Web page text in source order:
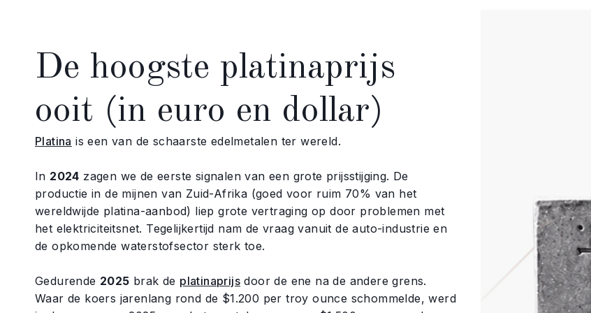
De hoogste platinaprijs
ooit (in euro en dollar)
Platina is een van de schaarste edelmetalen ter wereld.
In 2024 zagen we de eerste signalen van een grote prijsstijging. De
productie in de mijnen van Zuid-Afrika (goed voor ruim 70% van het
wereldwijde platina-aanbod) liep grote vertraging op door problemen met
het elektriciteitsnet. Tegelijkertijd nam de vraag vanuit de auto-industrie en
de opkomende waterstofsector sterk toe.
Gedurende 2025 brak de platinaprijs door de ene na de andere grens.
Waar de koers jarenlang rond de $1.200 per troy ounce schommelde, werd